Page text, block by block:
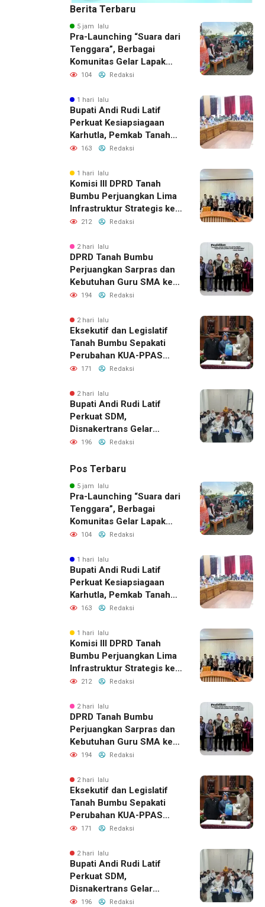
Berita Terbaru
5 jam lalu
Pra-Launching “Suara dari
Tenggara”, Berbagai
Komunitas Gelar Lapak
Baca di Bandara Bersujud
104 Redaksi
1 hari lalu
Bupati Andi Rudi Latif
Perkuat Kesiapsiagaan
Karhutla, Pemkab Tanah
Bumbu Aktifkan Posko
163 Redaksi
1 hari lalu
Komisi III DPRD Tanah
Bumbu Perjuangkan Lima
Infrastruktur Strategis ke
BPJN XI Banjarmasin
212 Redaksi
2 hari lalu
DPRD Tanah Bumbu
Perjuangkan Sarpras dan
Kebutuhan Guru SMA ke
Pemprov Kalsel
194 Redaksi
2 hari lalu
Eksekutif dan Legislatif
Tanah Bumbu Sepakati
Perubahan KUA-PPAS
2026, Perkuat Sinergi
171 Redaksi
2 hari lalu
Bupati Andi Rudi Latif
Perkuat SDM,
Disnakertrans Gelar
Pelatihan Desain Grafis
196 Redaksi
Pos Terbaru
5 jam lalu
Pra-Launching “Suara dari
Tenggara”, Berbagai
Komunitas Gelar Lapak
Baca di Bandara Bersujud
104 Redaksi
1 hari lalu
Bupati Andi Rudi Latif
Perkuat Kesiapsiagaan
Karhutla, Pemkab Tanah
Bumbu Aktifkan Posko
163 Redaksi
1 hari lalu
Komisi III DPRD Tanah
Bumbu Perjuangkan Lima
Infrastruktur Strategis ke
BPJN XI Banjarmasin
212 Redaksi
2 hari lalu
DPRD Tanah Bumbu
Perjuangkan Sarpras dan
Kebutuhan Guru SMA ke
Pemprov Kalsel
194 Redaksi
2 hari lalu
Eksekutif dan Legislatif
Tanah Bumbu Sepakati
Perubahan KUA-PPAS
2026, Perkuat Sinergi
171 Redaksi
2 hari lalu
Bupati Andi Rudi Latif
Perkuat SDM,
Disnakertrans Gelar
Pelatihan Desain Grafis
196 Redaksi